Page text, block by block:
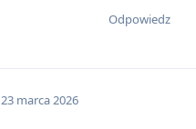
Odpowiedz
23 marca 2026